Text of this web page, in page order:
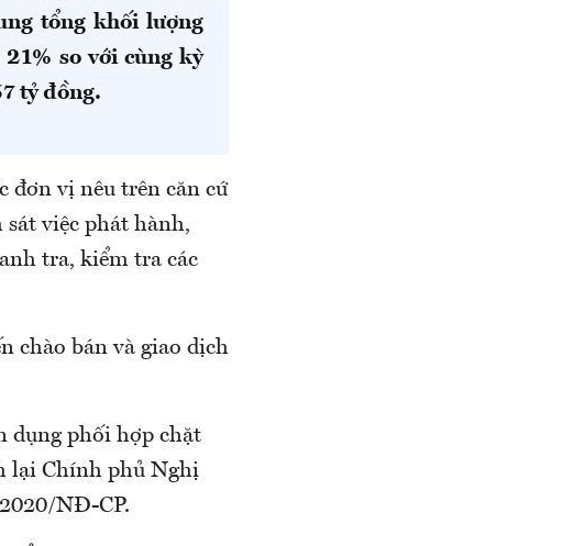
tổng khối lượng
so với cùng kỳ
tỷ đồng.
đơn vị nêu trên căn cứ
việc phát hành,
tra, kiểm tra các
chào bán và giao dịch
dụng phối hợp chặt
lại Chính phủ Nghị
NĐ-CP.